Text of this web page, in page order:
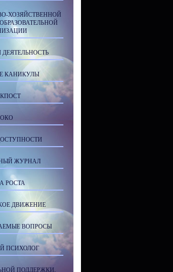
ХОЗЯЙСТВЕННОЙ
КАНИКУЛЫ
ЖУРНАЛ
РОСТА
ДВИЖЕНИЕ
ВОПРОСЫ
ПСИХОЛОГ
ПОДДЕРЖКИ,